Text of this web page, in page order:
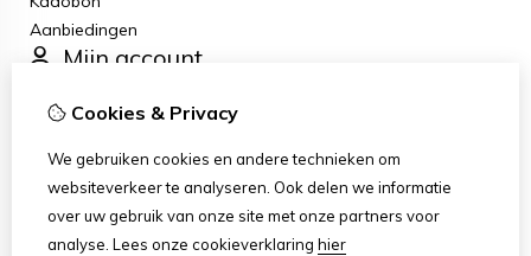
Aanbiedingen
Mijn account
Bestelhistorie
Nieuwsbrief
Klantenservice
Contact
Cookies & Privacy
We gebruiken cookies en andere technieken om
websiteverkeer te analyseren. Ook delen we informatie
over uw gebruik van onze site met onze partners voor
analyse. Lees onze cookieverklaring hier